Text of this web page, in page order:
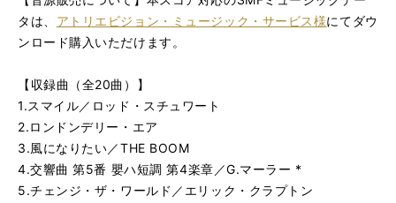
タは、 アトリエビジョン・ミュージック・サービス様にてダウ
ンロード購入いただけます。
【収録曲（全20曲）】
1.スマイル／ロッド・スチュワート
2.ロンドンデリー・エア
3.風になりたい／THE BOOM
4.交響曲 第5番 嬰ハ短調 第4楽章／G.マーラー *
5.チェンジ・ザ・ワールド／エリック・クラプトン